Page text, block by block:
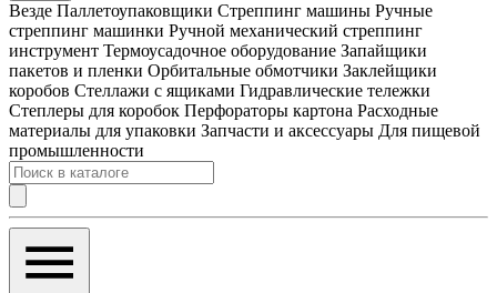
Везде Паллетоупаковщики Стреппинг машины Ручные
стреппинг машинки Ручной механический стреппинг
инструмент Термоусадочное оборудование Запайщики
пакетов и пленки Орбитальные обмотчики Заклейщики
коробов Стеллажи с ящиками Гидравлические тележки
Степлеры для коробок Перфораторы картона Расходные
материалы для упаковки Запчасти и аксессуары Для пищевой
промышленности